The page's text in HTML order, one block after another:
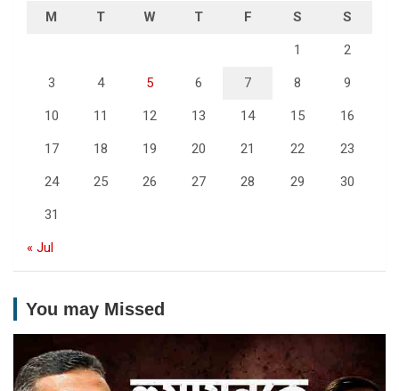
M T W T F S S
1 2
3 4 5 6 7 8 9
10 11 12 13 14 15 16
17 18 19 20 21 22 23
24 25 26 27 28 29 30
31
« Jul
You may Missed